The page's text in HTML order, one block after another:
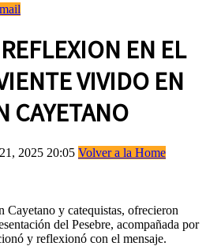
EN EL
VIVIDO EN
CAYETANO
2025 20:05 Volver a la Home
Cayetano y catequistas, ofrecieron
del Pesebre, acompañada por
y reflexionó con el mensaje.